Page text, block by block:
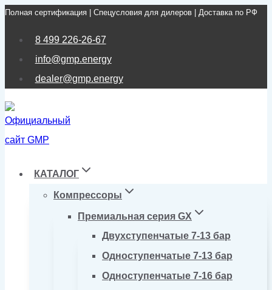
Перейти
Полная сертификация | Спецусловия для дилеров | Доставка по РФ
8 499 226-26-67
info@gmp.energy
dealer@gmp.energy
КАТАЛОГ
Компрессоры
Премиальная серия GX
Двухступенчатые 7-13 бар
Одноступенчатые 7-13 бар
Одноступенчатые 7-16 бар